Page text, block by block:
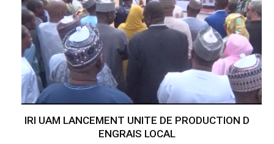
IRI UAM LANCEMENT UNITE DE PRODUCTION D
ENGRAIS LOCAL